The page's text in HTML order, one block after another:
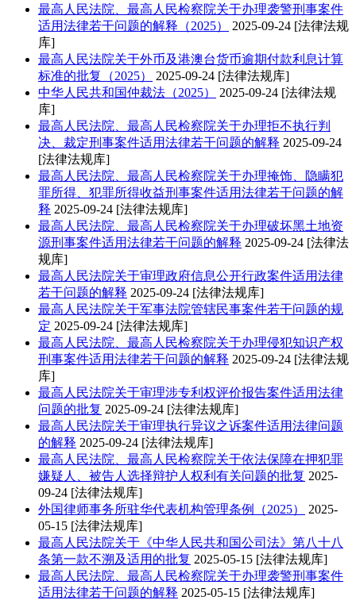
最高人民法院、最高人民检察院关于办理袭警刑事案件
适用法律若干问题的解释（2025）
2025-09-24 [法律法规
库]
最高人民法院关于外币及港澳台货币逾期付款利息计算
标准的批复（2025）
2025-09-24 [法律法规库]
中华人民共和国仲裁法（2025）
2025-09-24 [法律法规
库]
最高人民法院、最高人民检察院关于办理拒不执行判
决、裁定刑事案件适用法律若干问题的解释 2025-09-24
[法律法规库]
最高人民法院、最高人民检察院关于办理掩饰、隐瞒犯
罪所得、犯罪所得收益刑事案件适用法律若干问题的解
释 2025-09-24 [法律法规库]
最高人民法院、最高人民检察院关于办理破坏黑土地资
源刑事案件适用法律若干问题的解释 2025-09-24 [法律法
规库]
最高人民法院关于审理政府信息公开行政案件适用法律
若干问题的解释 2025-09-24 [法律法规库]
最高人民法院关于军事法院管辖民事案件若干问题的规
定 2025-09-24 [法律法规库]
最高人民法院、最高人民检察院关于办理侵犯知识产权
刑事案件适用法律若干问题的解释 2025-09-24 [法律法规
库]
最高人民法院关于审理涉专利权评价报告案件适用法律
问题的批复 2025-09-24 [法律法规库]
最高人民法院关于审理执行异议之诉案件适用法律问题
的解释 2025-09-24 [法律法规库]
最高人民法院、最高人民检察院关于依法保障在押犯罪
嫌疑人、被告人选择辩护人权利有关问题的批复 2025-
09-24 [法律法规库]
外国律师事务所驻华代表机构管理条例（2025）
2025-
05-15 [法律法规库]
最高人民法院关于《中华人民共和国公司法》第八十八
条第一款不溯及适用的批复 2025-05-15 [法律法规库]
最高人民法院、最高人民检察院关于办理袭警刑事案件
适用法律若干问题的解释 2025-05-15 [法律法规库]